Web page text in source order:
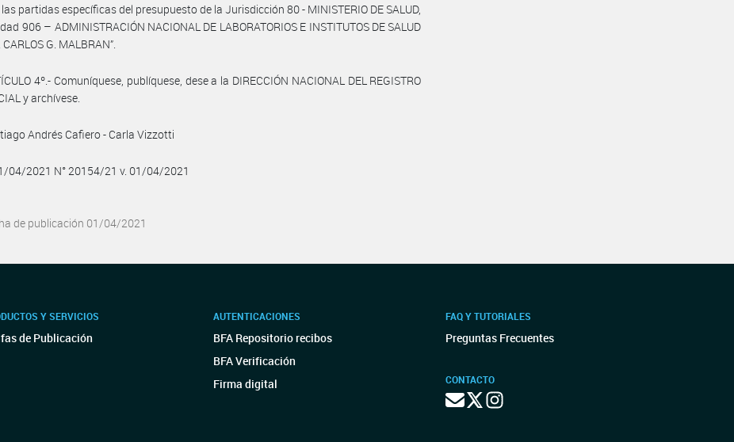
partidas específicas del presupuesto de la Jurisdicción 80 - MINISTERIO DE SALUD,
906 – ADMINISTRACIÓN NACIONAL DE LABORATORIOS E INSTITUTOS DE SALUD
CARLOS G. MALBRAN”.
4º.- Comuníquese, publíquese, dese a la DIRECCIÓN NACIONAL DEL REGISTRO
y archívese.
Andrés Cafiero - Carla Vizzotti
04/2021 N° 20154/21 v. 01/04/2021
de publicación 01/04/2021
Y SERVICIOS
de Publicación
AUTENTICACIONES
BFA Repositorio recibos
BFA Verificación
Firma digital
FAQ Y TUTORIALES
Preguntas Frecuentes
CONTACTO